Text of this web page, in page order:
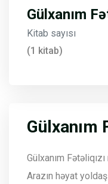
Gülxanım
Kitab sayısı
(1 kitab)
Gülxanım
Gülxanım
Arazın həyat